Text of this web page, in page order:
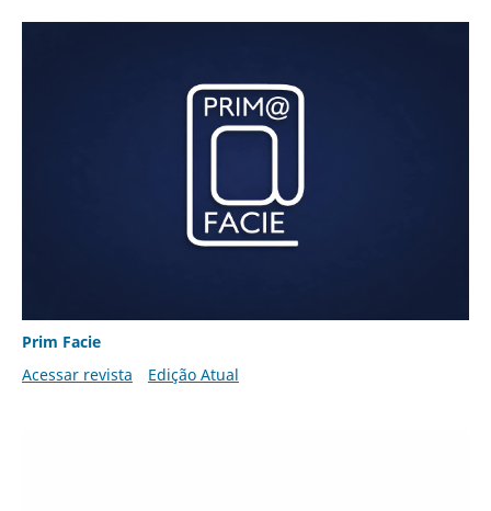
Prim Facie
Acessar revista
Edição Atual